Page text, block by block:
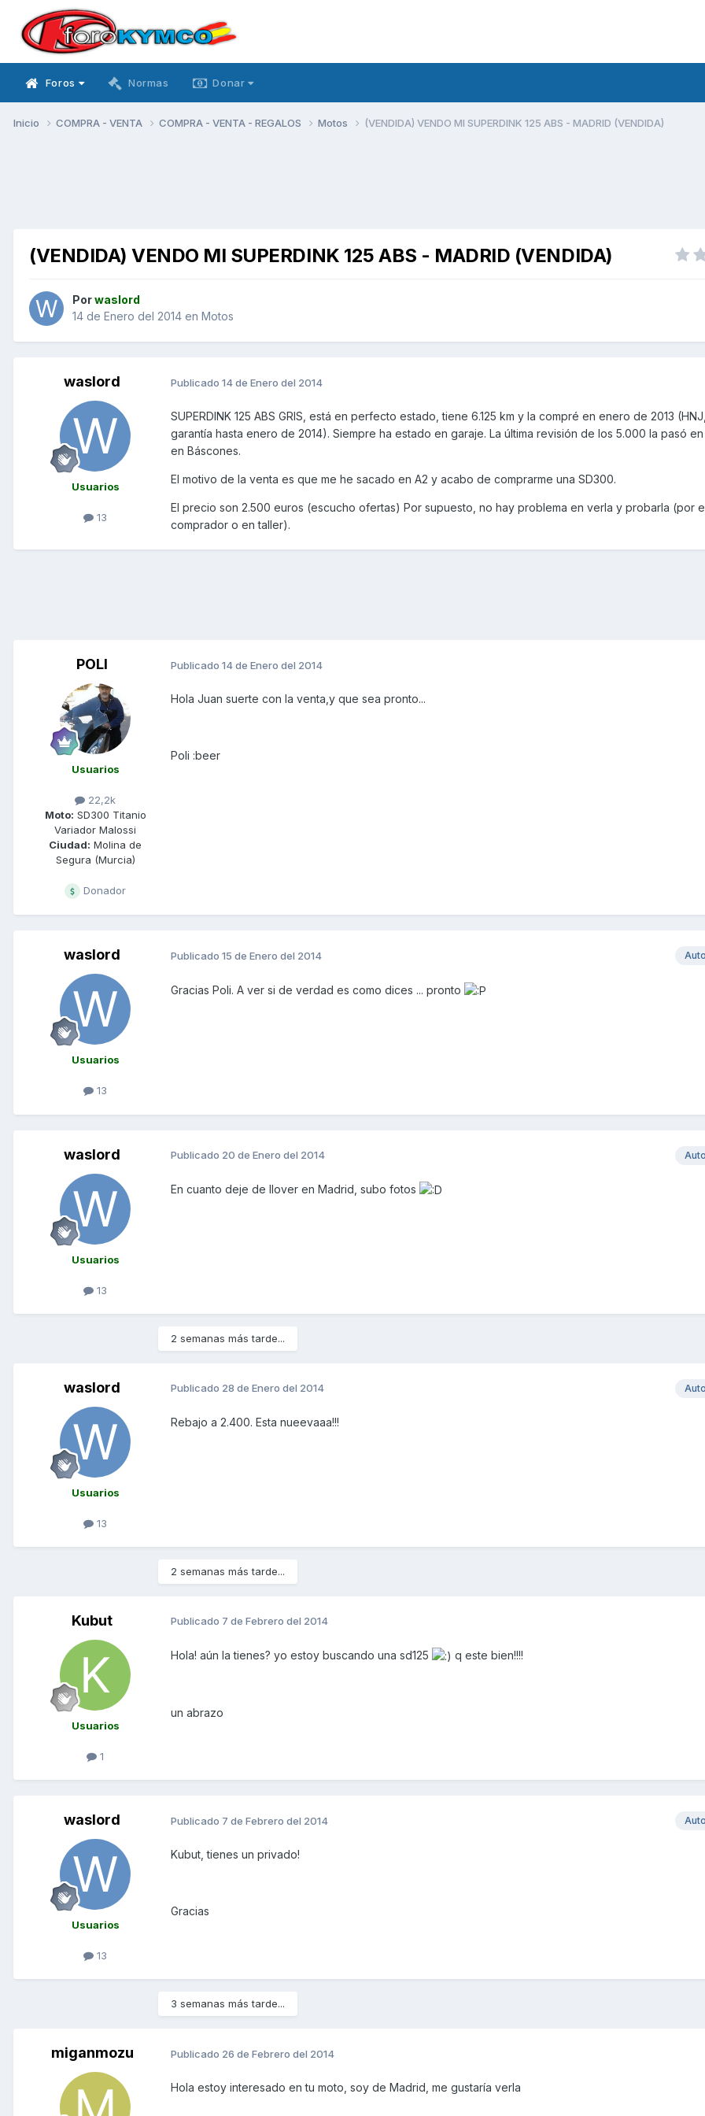
Foros Normas Donar
Inicio COMPRA - VENTA COMPRA - VENTA - REGALOS Motos (VENDIDA) VENDO MI SUPERDINK 125 ABS - MADRID (VENDIDA)
(VENDIDA) VENDO MI SUPERDINK 125 ABS - MADRID (VENDIDA)
Porwaslord
14 de Enero del 2014 en Motos
waslord
Usuarios
13
Publicado 14 de Enero del 2014
SUPERDINK 125 ABS GRIS, está en perfecto estado, tiene 6.125 km y la compré en enero de 2013
garantía hasta enero de 2014). Siempre ha estado en garaje. La última revisión de los 5.000 la pasó
en Báscones.
El motivo de la venta es que me he sacado en A2 y acabo de comprarme una SD300.
El precio son 2.500 euros (escucho ofertas) Por supuesto, no hay problema en verla y probarla (por
comprador o en taller).
POLI
Usuarios
22,2k
Moto: SD300 Titanio
Variador Malossi
Ciudad: Molina de
Segura (Murcia)
Donador
Publicado 14 de Enero del 2014
Hola Juan suerte con la venta,y que sea pronto...
Poli :beer
waslord
Usuarios
13
Publicado 15 de Enero del 2014
Gracias Poli. A ver si de verdad es como dices ... pronto
waslord
Usuarios
13
Publicado 20 de Enero del 2014
En cuanto deje de llover en Madrid, subo fotos
2 semanas más tarde...
waslord
Usuarios
13
Publicado 28 de Enero del 2014
Rebajo a 2.400. Esta nueevaaa!!!
2 semanas más tarde...
Kubut
Usuarios
1
Publicado 7 de Febrero del 2014
Hola! aún la tienes? yo estoy buscando una sd125 q este bien!!!!
un abrazo
waslord
Usuarios
13
Publicado 7 de Febrero del 2014
Kubut, tienes un privado!
Gracias
3 semanas más tarde...
miganmozu Publicado 26 de Febrero del 2014
Hola estoy interesado en tu moto, soy de Madrid, me gustaría verla